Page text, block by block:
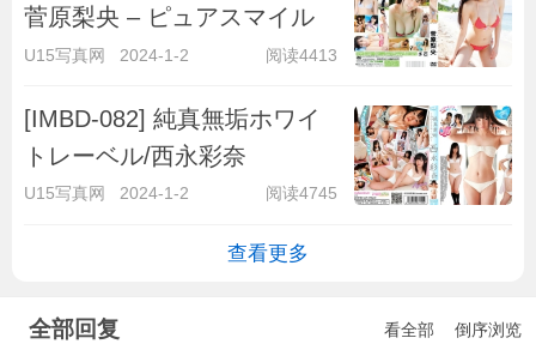
菅原梨央 – ピュアスマイル
U15写真网 2024-1-2 阅读4413
[IMBD-082] 純真無垢ホワイ
トレーベル/西永彩奈
U15写真网 2024-1-2 阅读4745
查看更多
全部回复 看全部 倒序浏览